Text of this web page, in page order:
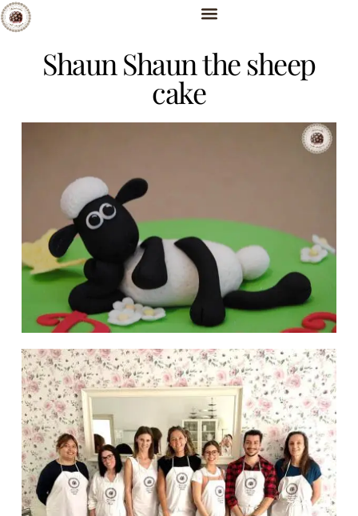
Shaun Shaun the sheep
cake